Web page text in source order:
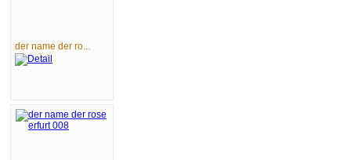
der name der ro...